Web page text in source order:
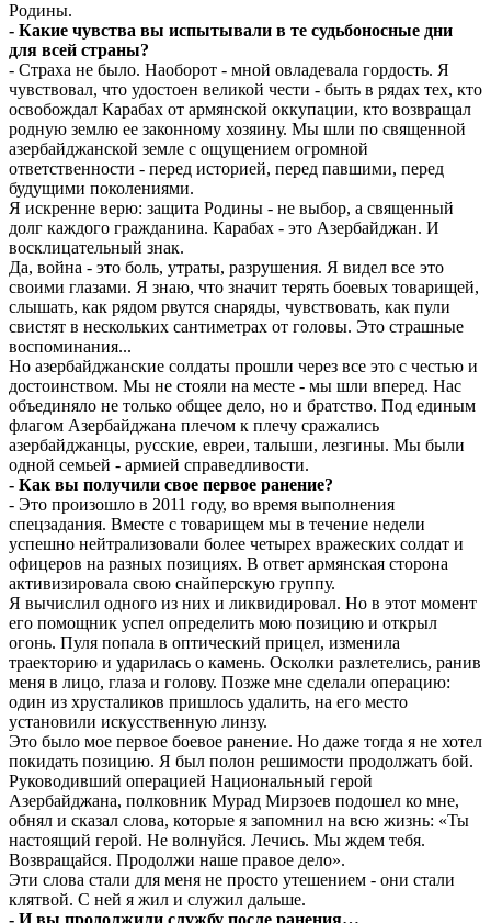
Родины.
- Какие чувства вы испытывали в те судьбоносные дни
для всей страны?
- Страха не было. Наоборот - мной овладевала гордость. Я
чувствовал, что удостоен великой чести - быть в рядах тех, кто
освобождал Карабах от армянской оккупации, кто возвращал
родную землю ее законному хозяину. Мы шли по священной
азербайджанской земле с ощущением огромной
ответственности - перед историей, перед павшими, перед
будущими поколениями.
Я искренне верю: защита Родины - не выбор, а священный
долг каждого гражданина. Карабах - это Азербайджан. И
восклицательный знак.
Да, война - это боль, утраты, разрушения. Я видел все это
своими глазами. Я знаю, что значит терять боевых товарищей,
слышать, как рядом рвутся снаряды, чувствовать, как пули
свистят в нескольких сантиметрах от головы. Это страшные
воспоминания...
Но азербайджанские солдаты прошли через все это с честью и
достоинством. Мы не стояли на месте - мы шли вперед. Нас
объединяло не только общее дело, но и братство. Под единым
флагом Азербайджана плечом к плечу сражались
азербайджанцы, русские, евреи, талыши, лезгины. Мы были
одной семьей - армией справедливости.
- Как вы получили свое первое ранение?
- Это произошло в 2011 году, во время выполнения
спецзадания. Вместе с товарищем мы в течение недели
успешно нейтрализовали более четырех вражеских солдат и
офицеров на разных позициях. В ответ армянская сторона
активизировала свою снайперскую группу.
Я вычислил одного из них и ликвидировал. Но в этот момент
его помощник успел определить мою позицию и открыл
огонь. Пуля попала в оптический прицел, изменила
траекторию и ударилась о камень. Осколки разлетелись, ранив
меня в лицо, глаза и голову. Позже мне сделали операцию:
один из хрусталиков пришлось удалить, на его место
установили искусственную линзу.
Это было мое первое боевое ранение. Но даже тогда я не хотел
покидать позицию. Я был полон решимости продолжать бой.
Руководивший операцией Национальный герой
Азербайджана, полковник Мурад Мирзоев подошел ко мне,
обнял и сказал слова, которые я запомнил на всю жизнь: «Ты
настоящий герой. Не волнуйся. Лечись. Мы ждем тебя.
Возвращайся. Продолжи наше правое дело».
Эти слова стали для меня не просто утешением - они стали
клятвой. С ней я жил и служил дальше.